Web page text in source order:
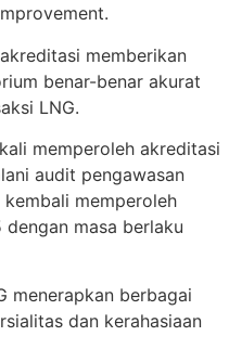
memberikan
benar-benar akurat
LNG.
memperoleh akreditasi
audit pengawasan
memperoleh
masa berlaku
menerapkan berbagai
dan kerahasiaan